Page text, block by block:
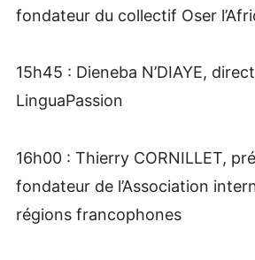
fondateur du collectif Oser
15h45 : Dieneba N’DIAYE,
LinguaPassion
16h00 : Thierry CORNILLET,
fondateur de l’Association
régions francophones